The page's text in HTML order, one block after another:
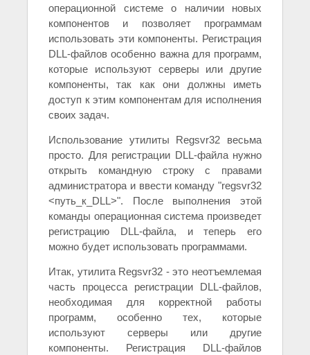
операционной системе о наличии новых
компонентов и позволяет программам
использовать эти компоненты. Регистрация
DLL-файлов особенно важна для программ,
которые используют серверы или другие
компоненты, так как они должны иметь
доступ к этим компонентам для исполнения
своих задач.
Использование утилиты Regsvr32 весьма
просто. Для регистрации DLL-файла нужно
открыть командную строку с правами
администратора и ввести команду "regsvr32
<путь_к_DLL>". После выполнения этой
команды операционная система произведет
регистрацию DLL-файла, и теперь его
можно будет использовать программами.
Итак, утилита Regsvr32 - это неотъемлемая
часть процесса регистрации DLL-файлов,
необходимая для корректной работы
программ, особенно тех, которые
используют серверы или другие
компоненты. Регистрация DLL-файлов